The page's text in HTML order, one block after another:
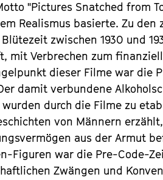
"Pictures Snatched from
Realismus basierte. Zu den
zwischen 1930 und
mit Verbrechen zum
dieser Filme war die
damit verbundene
durch die Filme zu
von Männern
aus der Armut
Figuren war die Pre-Code-
Zwängen und